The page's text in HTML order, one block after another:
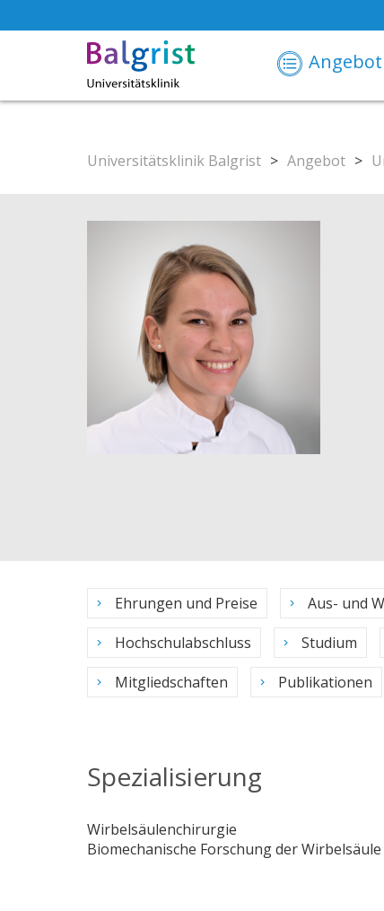
Angebot
Universitätsklinik Balgrist > Angebot >
Ehrungen und Preise Aus- und
Hochschulabschluss
Studium
Mitgliedschaften
Publikationen
Spezialisierung
Wirbelsäulenchirurgie
Biomechanische Forschung der Wirbelsäule